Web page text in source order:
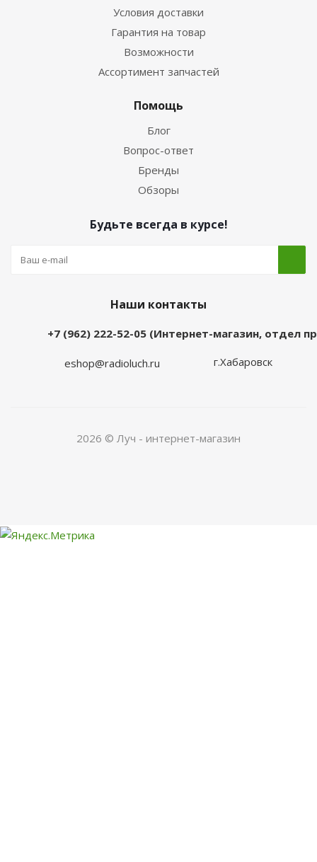
Условия доставки
Гарантия на товар
Возможности
Ассортимент запчастей
Помощь
Блог
Вопрос-ответ
Бренды
Обзоры
Будьте всегда в курсе!
Наши контакты
+7 (962) 222-52-05 (Интернет-магазин, отдел
eshop@radioluch.ru г.Хабаровск
2026 © Луч - интернет-магазин